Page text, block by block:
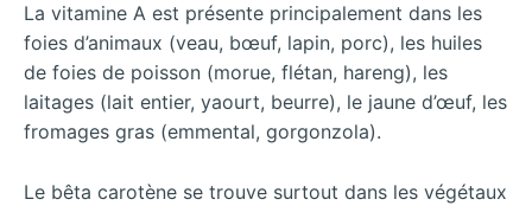
La vitamine A est présente principalement dans les
foies d’animaux (veau, bœuf, lapin, porc), les huiles
de foies de poisson (morue, flétan, hareng), les
laitages (lait entier, yaourt, beurre), le jaune d’œuf, les
fromages gras (emmental, gorgonzola).
Le bêta carotène se trouve surtout dans les végétaux